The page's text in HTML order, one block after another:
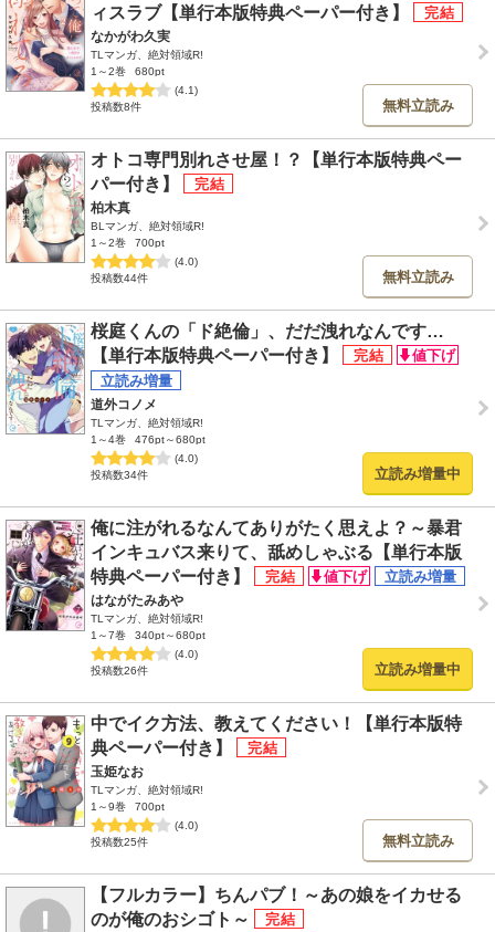
ィスラブ【単行本版特典ペーパー付き】
なかがわ久実
TLマンガ、絶対領域R!
1～2巻
680pt
(4.1)
投稿数8件
無料立読み
オトコ専門別れさせ屋！？【単行本版特典ペー
パー付き】
柏木真
BLマンガ、絶対領域R!
1～2巻
700pt
(4.0)
投稿数44件
無料立読み
桜庭くんの「ド絶倫」、だだ洩れなんです…
【単行本版特典ペーパー付き】
道外コノメ
TLマンガ、絶対領域R!
1～4巻
476pt～680pt
(4.0)
投稿数34件
立読み増量中
俺に注がれるなんてありがたく思えよ？～暴君
インキュバス来りて、舐めしゃぶる【単行本版
特典ペーパー付き】
はながたみあや
TLマンガ、絶対領域R!
1～7巻
340pt～680pt
(4.0)
投稿数26件
立読み増量中
中でイク方法、教えてください！【単行本版特
典ペーパー付き】
玉姫なお
TLマンガ、絶対領域R!
1～9巻
700pt
(4.0)
投稿数25件
無料立読み
【フルカラー】ちんパブ！～あの娘をイカせる
のが俺のおシゴト～